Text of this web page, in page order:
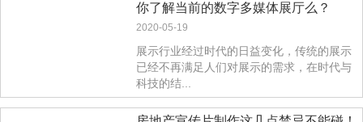
你了解当前的数字多媒体展厅么？
2020-05-19
展示行业经过时代的日益变化，传统的展示
已经不再满足人们对展示的需求，在时代与
科技的结...